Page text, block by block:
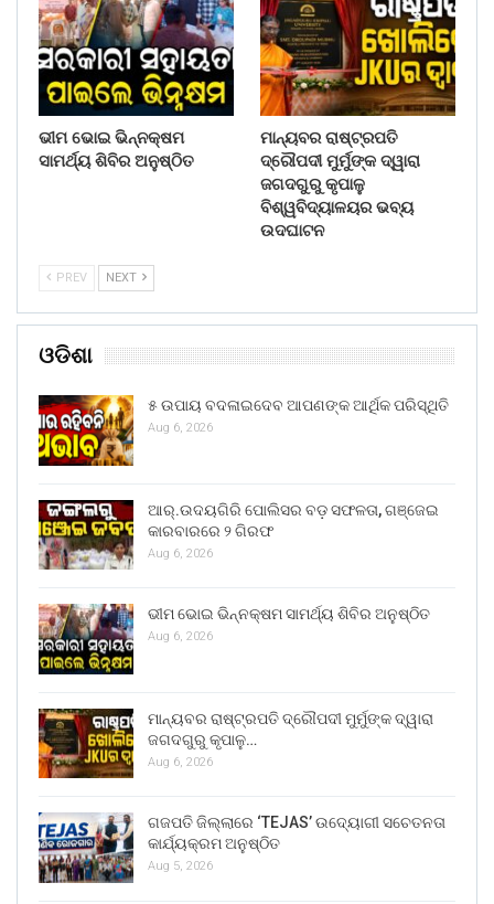
ଭୀମ ଭୋଇ ଭିନ୍ନକ୍ଷମ
ସାମର୍ଥ୍ୟ ଶିବିର ଅନୁଷ୍ଠିତ
ମାନ୍ୟବର ରାଷ୍ଟ୍ରପତି
ଦ୍ରୌପଦୀ ମୁର୍ମୁଙ୍କ ଦ୍ୱାରା
ଜଗଦଗୁରୁ କୃପାଳୁ
ବିଶ୍ୱବିଦ୍ୟାଳୟର ଭବ୍ୟ
ଉଦଘାଟନ
PREV NEXT
ଓଡିଶା
୫ ଉପାୟ ବଦଳାଇଦେବ ଆପଣଙ୍କ ଆର୍ଥିକ ପରିସ୍ଥିତି
Aug 6, 2026
ଆର୍.ଉଦୟଗିରି ପୋଲିସର ବଡ଼ ସଫଳତା, ଗଞ୍ଜେଇ
କାରବାରରେ ୨ ଗିରଫ
Aug 6, 2026
ଭୀମ ଭୋଇ ଭିନ୍ନକ୍ଷମ ସାମର୍ଥ୍ୟ ଶିବିର ଅନୁଷ୍ଠିତ
Aug 6, 2026
ମାନ୍ୟବର ରାଷ୍ଟ୍ରପତି ଦ୍ରୌପଦୀ ମୁର୍ମୁଙ୍କ ଦ୍ୱାରା
ଜଗଦଗୁରୁ କୃପାଳୁ…
Aug 6, 2026
ଗଜପତି ଜିଲ୍ଲାରେ ‘TEJAS’ ଉଦ୍ୟୋଗୀ ସଚେତନତା
କାର୍ଯ୍ୟକ୍ରମ ଅନୁଷ୍ଠିତ
Aug 5, 2026